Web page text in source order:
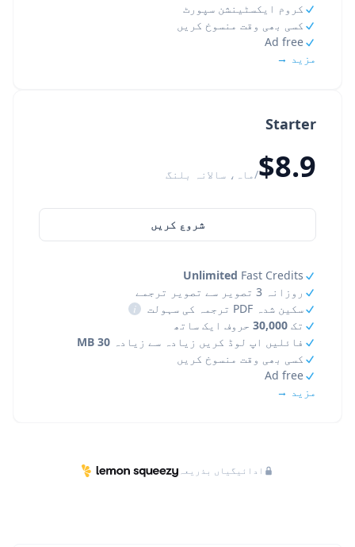
Starter
$8.9/ماہ، سالانہ بلنگ
شروع کریں
Unlimited Fast Credits
روزانہ 3 تصویر سے تصویر ترجمے
سکین شدہ PDF ترجمہ کی سہولت
i
تک 30,000 حروف ایک ساتھ
فائلیں اپ لوڈ کریں زیادہ سے زیادہ 30 MB
کسی بھی وقت منسوخ کریں
Ad free
مزید →
کروم ایکسٹینشن سپورٹ
کسی بھی وقت منسوخ کریں
Ad free
مزید →
ادائیگیاں بذریعہ